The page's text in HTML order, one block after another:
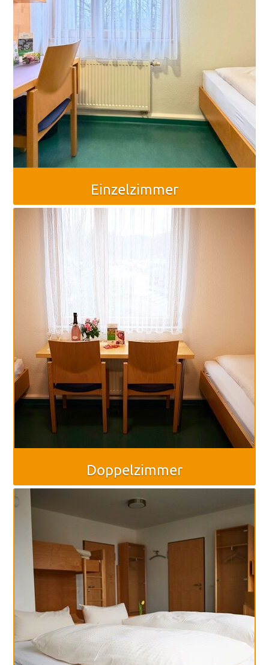
Kapellen
Gastronomie
Räumlichkeiten
Gästezimmer
Lage
Anfrage
Was
Schönstatt?
Schönstatt-
Zentrum
Marienfried
Schönstattbewegung
Freiburg
Veranstaltungen
Termine
Einzelzimmer
Doppelzimmer